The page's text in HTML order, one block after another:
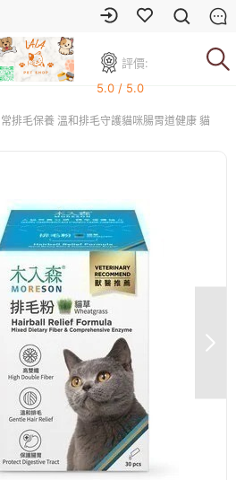
評價:
5.0 / 5.0
排毛保養 溫和排毛守護貓咪腸胃道健康 貓